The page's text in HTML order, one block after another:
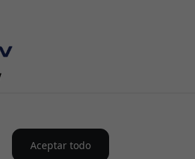
Aceptar todo